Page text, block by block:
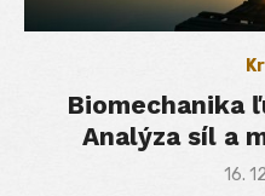
Biomechanika
Analýza síl a
16.